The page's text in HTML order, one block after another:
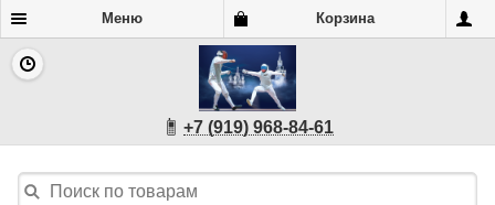
Меню Корзина
+7 (919) 968-84-61